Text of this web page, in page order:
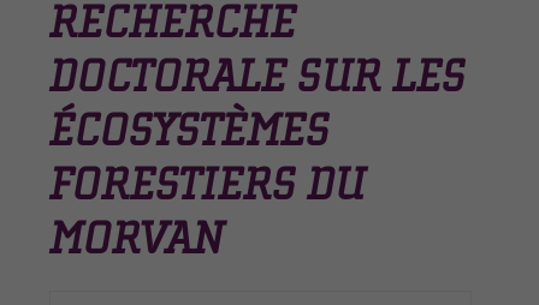
RECHERCHE
DOCTORALE SUR LES
ÉCOSYSTÈMES
FORESTIERS DU
MORVAN